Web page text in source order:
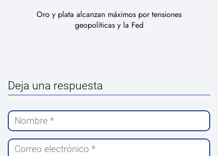
Oro y plata alcanzan máximos por tensiones
geopolíticas y la Fed
Deja una respuesta